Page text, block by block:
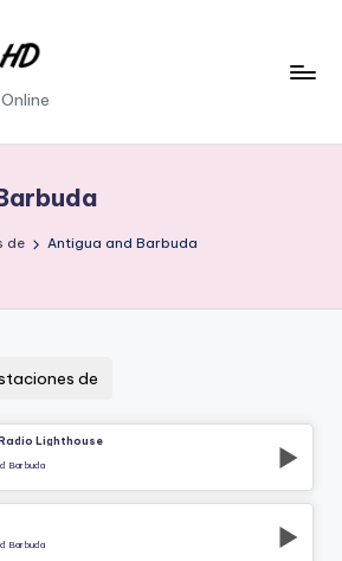
de Antigua and Barbuda
de
Lighthouse
Barbuda
Barbuda